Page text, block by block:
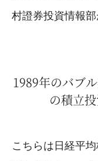
村證券投資情報部
1989年のバブ
の積立
こちらは日経平